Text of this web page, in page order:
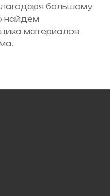
большому
найдем
материалов